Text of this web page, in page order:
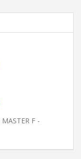
MASTER F -